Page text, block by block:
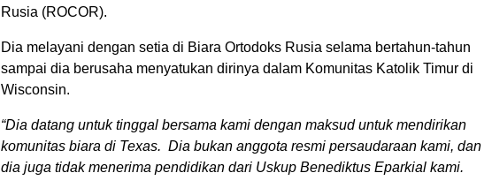
Rusia (ROCOR).
Dia melayani dengan setia di Biara Ortodoks Rusia selama bertahun-tahun
sampai dia berusaha menyatukan dirinya dalam Komunitas Katolik Timur di
Wisconsin.
“Dia datang untuk tinggal bersama kami dengan maksud untuk mendirikan
komunitas biara di Texas. Dia bukan anggota resmi persaudaraan kami, dan
dia juga tidak menerima pendidikan dari Uskup Benediktus Eparkial kami.